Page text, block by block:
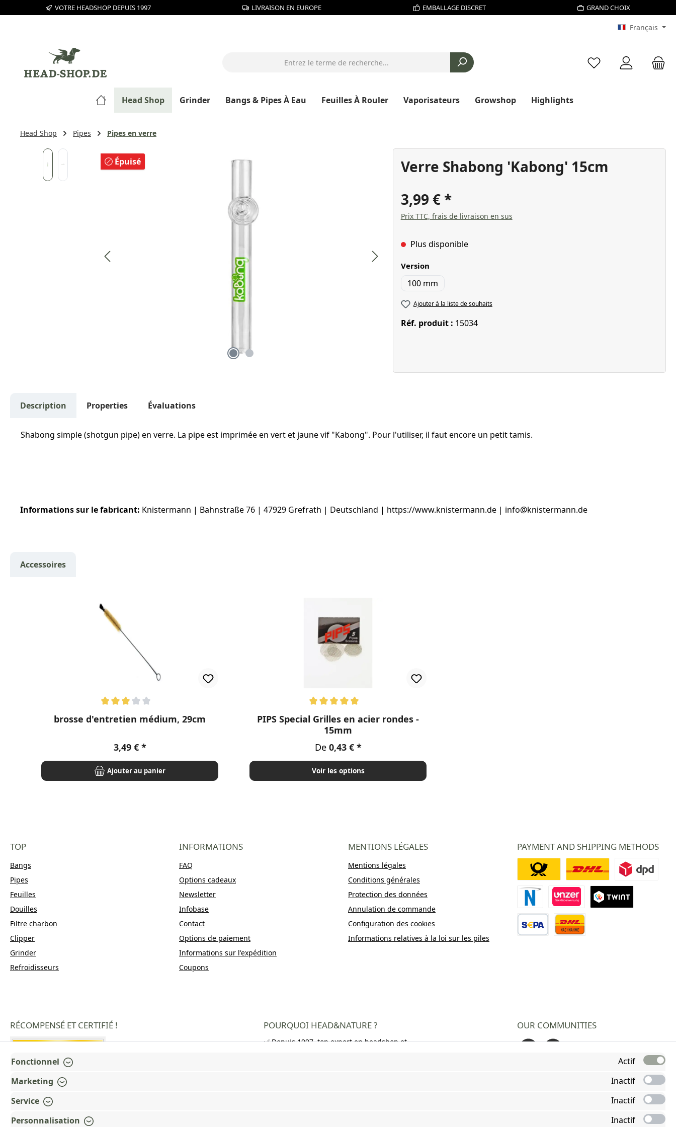
au contenu principal
Passer à la recherche
Passer à la navigation principale
VOTRE HEADSHOP DEPUIS 1997 LIVRAISON EN EUROPE EMBALLAGE DISCRET GRAND CHOIX
Français
Vous avez 0 articles
Head Shop Grinder Bangs & Pipes À Eau Feuilles À Rouler Vaporisateurs Growshop Highlights
Head Shop Pipes Pipes en verre
Ignorer la galerie d'images
Épuisé
Verre Shabong 'Kabong' 15cm
3,99 €
Prix TTC, frais de livraison en sus
Plus disponible
Sélectionnez
Version
100 mm
Ajouter à la liste de souhaits
Réf. produit : 15034
Description Properties Évaluations
Shabong simple (shotgun pipe) en verre. La pipe est imprimée en vert et jaune vif "Kabong". Pour l'utiliser, il faut encore un petit tamis.
Informations sur le fabricant: Knistermann | Bahnstraße 76 | 47929 Grefrath | Deutschland | https://www.knistermann.de | info@knistermann.de
Accessoires
Note moyenne de 3 sur 5 étoiles
brosse d'entretien médium, 29cm
Prix régulier :
3,49 €
Ajouter au panier
Note moyenne de 5 sur 5 étoiles
PIPS Special Grilles en acier rondes -
15mm
Prix régulier :
De 0,43 €
Voir les options
TOP
Bangs
Pipes
Feuilles
Douilles
Filtre charbon
Clipper
Grinder
Refroidisseurs
INFORMATIONS
FAQ
Options cadeaux
Newsletter
Infobase
Contact
Options de paiement
Informations sur l'expédition
Coupons
MENTIONS LÉGALES
Mentions légales
Conditions générales
Protection des données
Annulation de commande
Configuration des cookies
Informations relatives à la loi sur les piles
PAYMENT AND SHIPPING METHODS
Paiement Novalnet
Virement direct
Deutsche PostDHL DPD
RÉCOMPENSÉ ET CERTIFIÉ ! POURQUOI HEAD&NATURE ?
✅ Depuis 1997, ton expert en headshop et
OUR COMMUNITIES
Fonctionnel
Actif
Marketing
Inactif
Service
Inactif
Personnalisation
Inactif